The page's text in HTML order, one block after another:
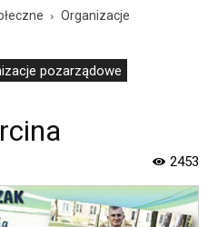
Organizacje
pozarządowe
2453